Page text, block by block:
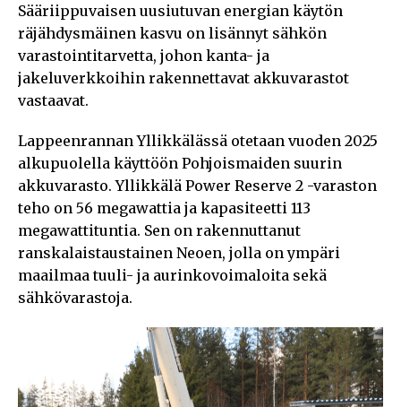
Sääriippuvaisen uusiutuvan energian käytön
räjähdysmäinen kasvu on lisännyt sähkön
varastointitarvetta, johon kanta- ja
jakeluverkkoihin rakennettavat akkuvarastot
vastaavat.
Lappeenrannan Yllikkälässä otetaan vuoden 2025
alkupuolella käyttöön Pohjoismaiden suurin
akkuvarasto. Yllikkälä Power Reserve 2 -varaston
teho on 56 megawattia ja kapasiteetti 113
megawattituntia. Sen on rakennuttanut
ranskalaistaustainen Neoen, jolla on ympäri
maailmaa tuuli- ja aurinkovoimaloita sekä
sähkövarastoja.